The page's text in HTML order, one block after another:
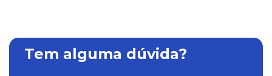
Tem alguma dúvida?